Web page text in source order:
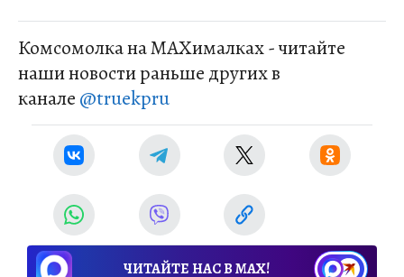
Комсомолка на MAXималках - читайте
наши новости раньше других в
канале @truekpru
ЧИТАЙТЕ НАС В МАХ!